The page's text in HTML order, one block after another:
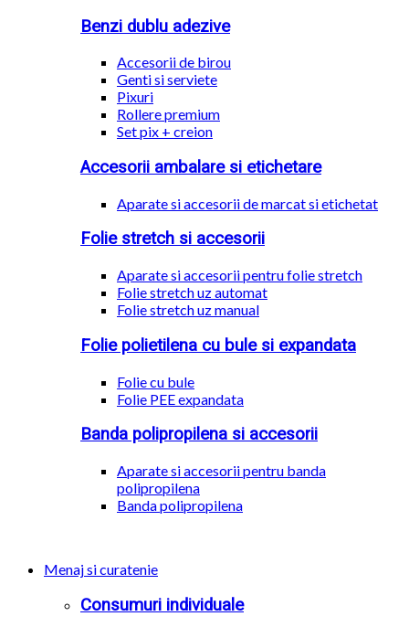
Benzi dublu adezive
Accesorii de birou
Genti si serviete
Pixuri
Rollere premium
Set pix + creion
Accesorii ambalare si etichetare
Aparate si accesorii de marcat si etichetat
Folie stretch si accesorii
Aparate si accesorii pentru folie stretch
Folie stretch uz automat
Folie stretch uz manual
Folie polietilena cu bule si expandata
Folie cu bule
Folie PEE expandata
Banda polipropilena si accesorii
Aparate si accesorii pentru banda
polipropilena
Banda polipropilena
Menaj si curatenie
Consumuri individuale